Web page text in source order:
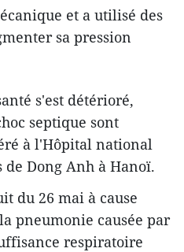
et a utilisé des
sa pression
s'est détérioré,
septique sont
à l'Hôpital national
Dong Anh à Hanoï.
du 26 mai à cause
pneumonie causée par
respiratoire